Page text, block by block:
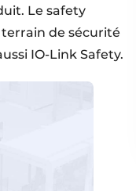
Le safety
de sécurité
IO-Link Safety.